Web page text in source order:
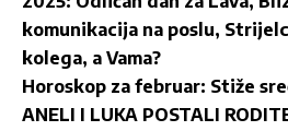
komunikacija na poslu,
kolega, a Vama?
Horoskop za februar: Stiže
ANELI I LUKA POSTALI